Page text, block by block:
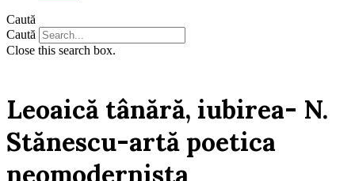
Caută
Caută
Close this search box.
Leoaică tânără, iubirea- N.
Stănescu-artă poetica
neomodernista